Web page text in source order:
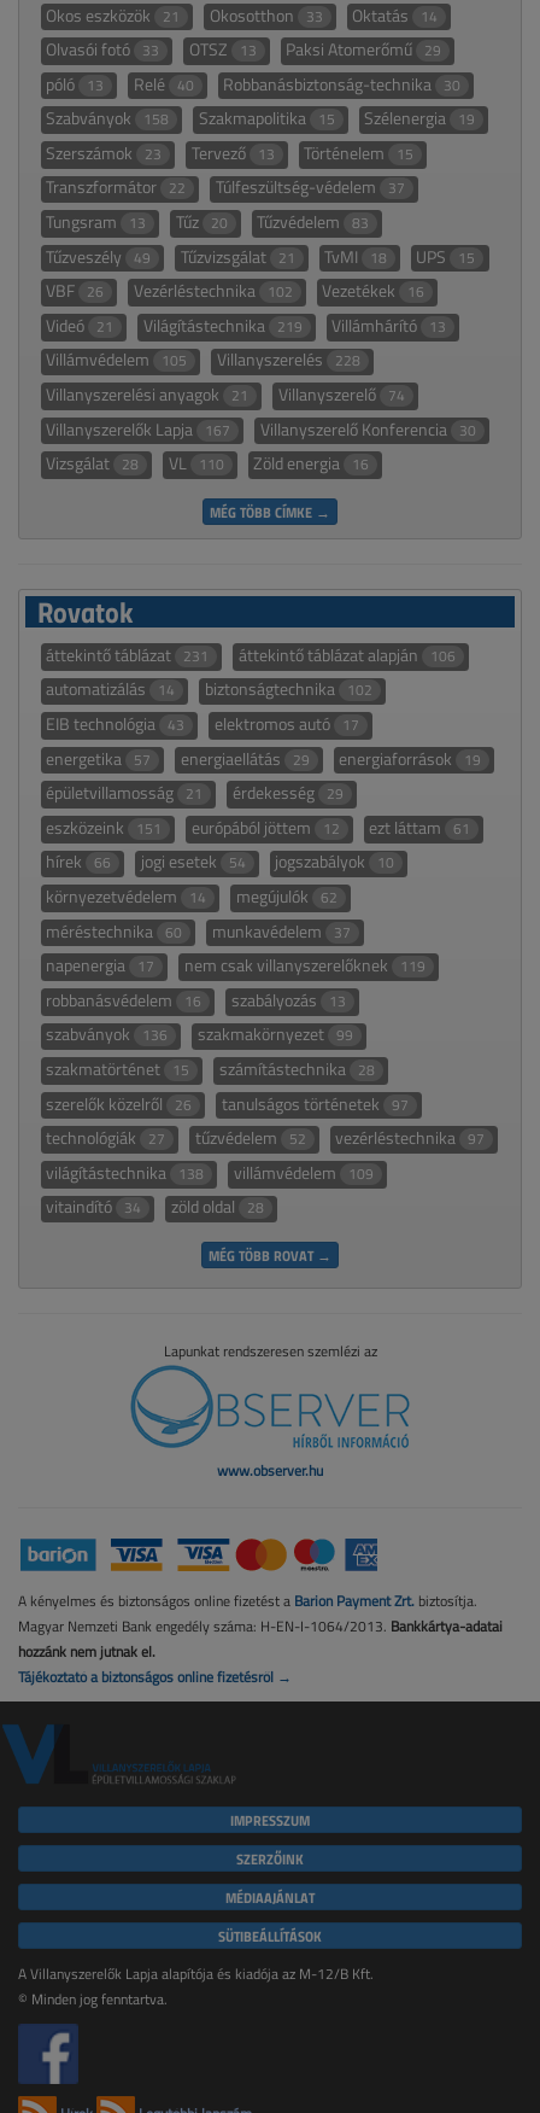
Okos eszközök 21 Okosotthon 33 Oktatás 14
Olvasói fotó 33 OTSZ 13 Paksi Atomerőmű 29
póló 13 Relé 40 Robbanásbiztonság-technika 30
Szabványok 158 Szakmapolitika 15 Szélenergia 19
Szerszámok 23 Tervező 13 Történelem 15
Transzformátor 22 Túlfeszültség-védelem 37
Tungsram 13 Tűz 20 Tűzvédelem 83
Tűzveszély 49 Tűzvizsgálat 21 TvMI 18 UPS 15
VBF 26 Vezérléstechnika 102 Vezetékek 16
Videó 21 Világítástechnika 219 Villámhárító 13
Villámvédelem 105 Villanyszerelés 228
Villanyszerelési anyagok 21 Villanyszerelő 74
Villanyszerelők Lapja 167 Villanyszerelő Konferencia 30
Vizsgálat 28 VL 110 Zöld energia 16
MÉG TÖBB CÍMKE →
Rovatok
áttekintő táblázat 231 áttekintő táblázat alapján 106
automatizálás 14 biztonságtechnika 102
EIB technológia 43 elektromos autó 17
energetika 57 energiaellátás 29 energiaforrások 19
épületvillamosság 21 érdekesség 29
eszközeink 151 európából jöttem 12 ezt láttam 61
hírek 66 jogi esetek 54 jogszabályok 10
környezetvédelem 14 megújulók 62
méréstechnika 60 munkavédelem 37
napenergia 17 nem csak villanyszerelőknek 119
robbanásvédelem 16 szabályozás 13
szabványok 136 szakmakörnyezet 99
szakmatörténet 15 számítástechnika 28
szerelők közelről 26 tanulságos történetek 97
technológiák 27 tűzvédelem 52 vezérléstechnika 97
világítástechnika 138 villámvédelem 109
vitaindító 34 zöld oldal 28
MÉG TÖBB ROVAT →
Lapunkat rendszeresen szemlézi az
www.observer.hu
A kényelmes és biztonságos online fizetést a Barion Payment Zrt. biztosítja.
Magyar Nemzeti Bank engedély száma: H-EN-I-1064/2013. Bankkártya-adatai
hozzánk nem jutnak el.
Tájékoztató a biztonságos online fizetésről →
IMPRESSZUM
SZERZŐINK
MÉDIAAJÁNLAT
SÜTIBEÁLLÍTÁSOK
A Villanyszerelők Lapja alapítója és kiadója az M-12/B Kft.
© Minden jog fenntartva.